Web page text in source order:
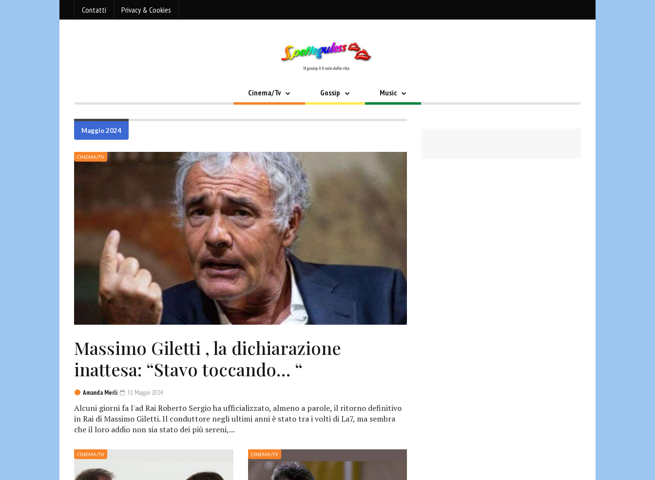
Contatti Privacy & Cookies
Cinema/Tv Gossip Music
Maggio 2024
CINEMA/TV
Massimo Giletti , la dichiarazione
inattesa: “Stavo toccando… “
Amanda Merli 31 Maggio 2024
Alcuni giorni fa l'ad Rai Roberto Sergio ha ufficializzato, almeno a parole, il ritorno definitivo
in Rai di Massimo Giletti. Il conduttore negli ultimi anni è stato tra i volti di La7, ma sembra
che il loro addio non sia stato dei più sereni,...
CINEMA/TV CINEMA/TV